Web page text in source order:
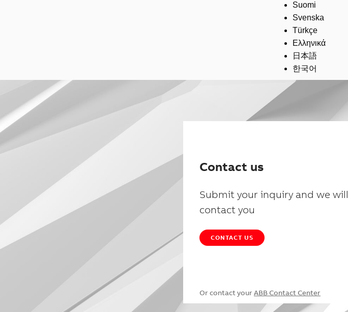
Suomi
Svenska
Türkçe
Ελληνικά
日本語
한국어
Contact us
Submit your inquiry and we will
contact you
CONTACT US
Or contact your ABB Contact Center